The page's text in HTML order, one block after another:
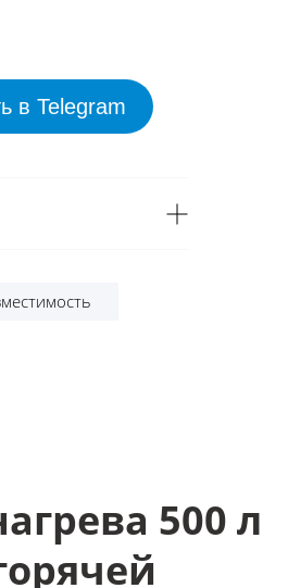
в Telegram
500 л